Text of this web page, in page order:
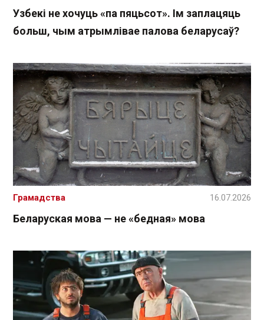
Узбекі не хочуць «па пяцьсот». Ім заплацяць
больш, чым атрымлівае палова беларусаў?
Беларуская мова — не «бедная» мова
Грамадства 16.07.2026